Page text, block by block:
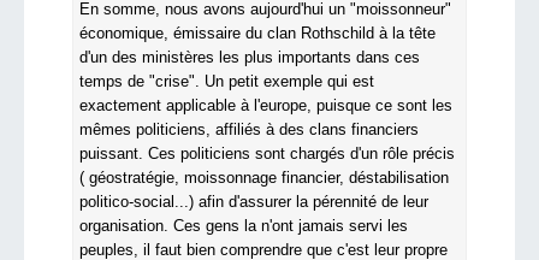
En somme, nous avons aujourd'hui un "moissonneur"
économique, émissaire du clan Rothschild à la tête
d'un des ministères les plus importants dans ces
temps de "crise". Un petit exemple qui est
exactement applicable à l'europe, puisque ce sont les
mêmes politiciens, affiliés à des clans financiers
puissant. Ces politiciens sont chargés d'un rôle précis
( géostratégie, moissonnage financier, déstabilisation
politico-social...) afin d'assurer la pérennité de leur
organisation. Ces gens la n'ont jamais servi les
peuples, il faut bien comprendre que c'est leur propre